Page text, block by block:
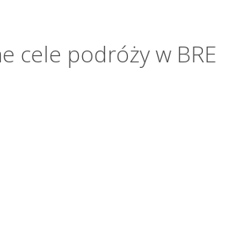
cele podróży w BRE